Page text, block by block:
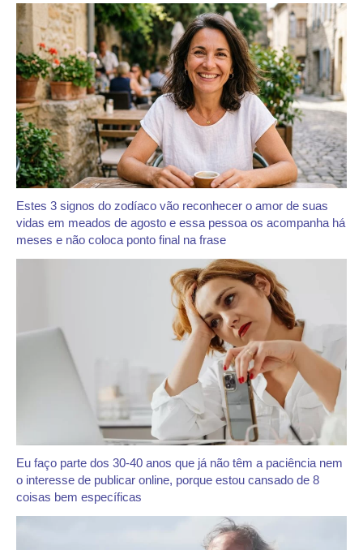
Estes 3 signos do zodíaco vão reconhecer o amor de suas
vidas em meados de agosto e essa pessoa os acompanha há
meses e não coloca ponto final na frase
Eu faço parte dos 30-40 anos que já não têm a paciência nem
o interesse de publicar online, porque estou cansado de 8
coisas bem específicas